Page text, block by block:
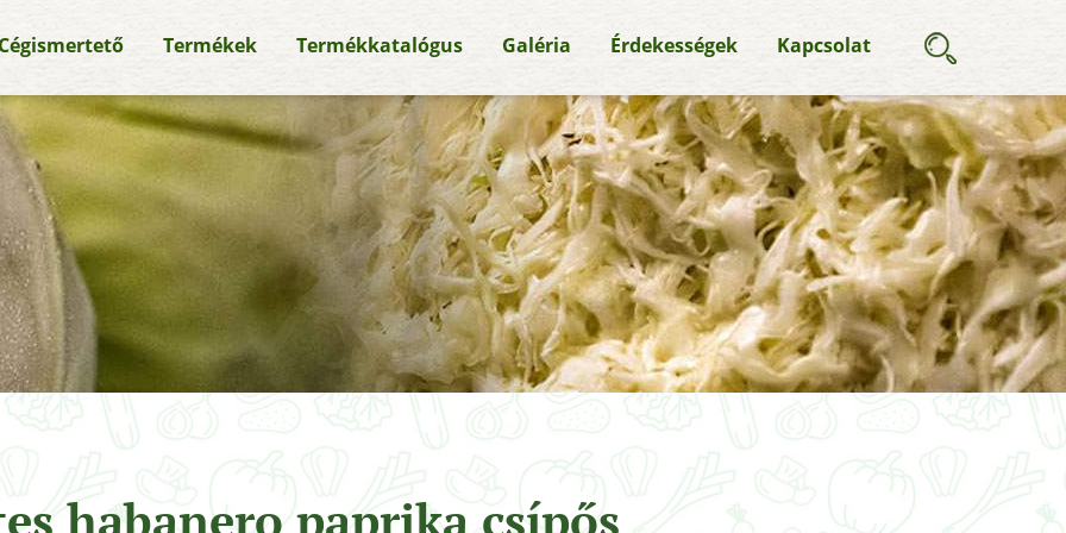
Termékek Termékkatalógus Galéria Érdekességek Kapcsolat
habanero paprika csípős